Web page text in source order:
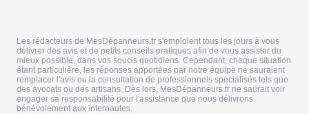
Les rédacteurs de MesDépanneurs.fr s'emploient tous les jours à vous
délivrer des avis et de petits conseils pratiques afin de vous assister du
mieux possible, dans vos soucis quotidiens. Cependant, chaque situation
étant particulière, les réponses apportées par notre équipe ne sauraient
remplacer l'avis ou la consultation de professionnels spécialisés tels que
des avocats ou des artisans. Dès lors, MesDépanneurs.fr ne saurait voir
engager sa responsabilité pour l'assistance que nous délivrons
bénévolement aux internautes.